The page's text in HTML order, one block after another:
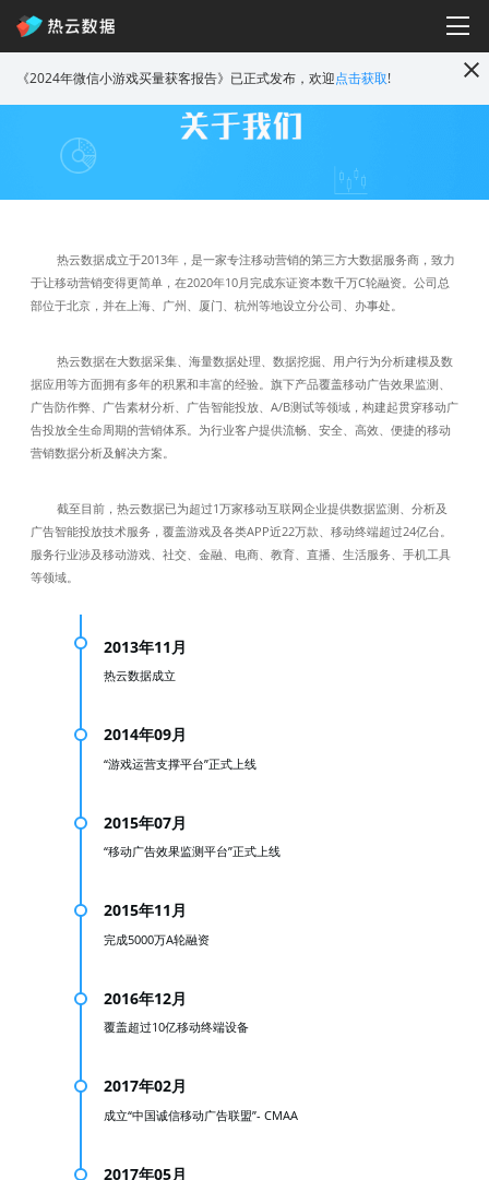
《2024年微信小游戏买量获客报告》已正式发布，欢迎点击获取!
热云数据成立于2013年，是一家专注移动营销的第三方大数据服务商，致力
于让移动营销变得更简单，在2020年10月完成东证资本数千万C轮融资。公司总
部位于北京，并在上海、广州、厦门、杭州等地设立分公司、办事处。
热云数据在大数据采集、海量数据处理、数据挖掘、用户行为分析建模及数
据应用等方面拥有多年的积累和丰富的经验。旗下产品覆盖移动广告效果监测、
广告防作弊、广告素材分析、广告智能投放、A/B测试等领域，构建起贯穿移动广
告投放全生命周期的营销体系。为行业客户提供流畅、安全、高效、便捷的移动
营销数据分析及解决方案。
截至目前，热云数据已为超过1万家移动互联网企业提供数据监测、分析及
广告智能投放技术服务，覆盖游戏及各类APP近22万款、移动终端超过24亿台。
服务行业涉及移动游戏、社交、金融、电商、教育、直播、生活服务、手机工具
等领域。
2013年11月
热云数据成立
2014年09月
“游戏运营支撑平台”正式上线
2015年07月
“移动广告效果监测平台”正式上线
2015年11月
完成5000万A轮融资
2016年12月
覆盖超过10亿移动终端设备
2017年02月
成立“中国诚信移动广告联盟”- CMAA
2017年05月